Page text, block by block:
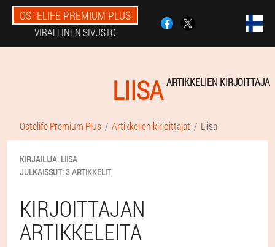
OSTELIFE PREMIUM PLUS
VIRALLINEN SIVUSTO
LIISA ARTIKKELIEN KIRJOITTAJA
Ostelife Premium Plus Artikkelien kirjoittajat Liisa
KIRJAILIJA: LIISA
JULKAISSUT:3 ARTIKKELIT
KIRJOITTAJAN
ARTIKKELEITA